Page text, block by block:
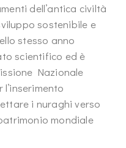
dell’antica civiltà
sostenibile e
stesso anno
scientifico ed è
Nazionale
i nuraghi verso
mondiale